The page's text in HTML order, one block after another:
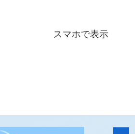
スマホで表示